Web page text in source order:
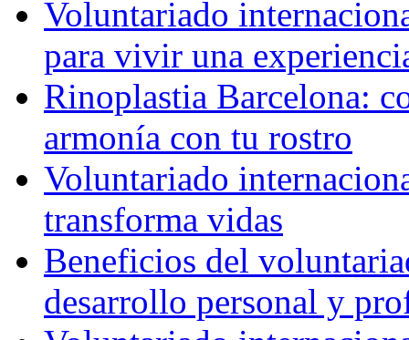
Voluntariado
para vivir una
Rinoplastia Barcelona:
armonía con tu rostro
Voluntariado
transforma vidas
Beneficios del
desarrollo personal y